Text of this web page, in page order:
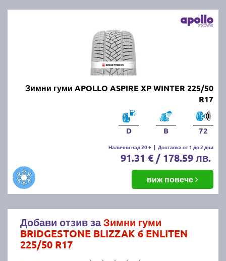
Зимни гуми APOLLO ASPIRE XP WINTER 225/50
R17
D B 72
Налични над 20 + | Доставка от 1 до 2 дни
91.31 € / 178.59 лв.
виж повече
Добави отзив заЗимни гуми
BRIDGESTONE BLIZZAK 6 ENLITEN
225/50 R17